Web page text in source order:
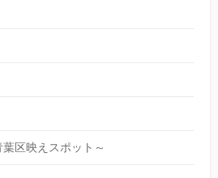
区映えスポット～